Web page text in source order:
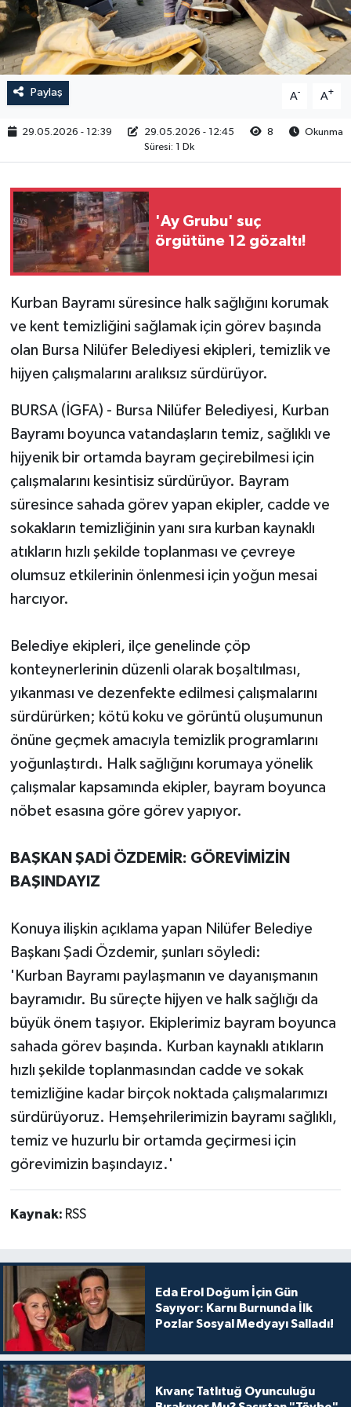
Paylaş A- A+
29.05.2026 - 12:39 29.05.2026 - 12:45 8
Okunma
Süresi: 1 Dk
'Ay Grubu' suç
örgütüne 12 gözaltı!
Kurban Bayramı süresince halk sağlığını korumak
ve kent temizliğini sağlamak için görev başında
olan Bursa Nilüfer Belediyesi ekipleri, temizlik ve
hijyen çalışmalarını aralıksız sürdürüyor.
BURSA (İGFA) - Bursa Nilüfer Belediyesi, Kurban
Bayramı boyunca vatandaşların temiz, sağlıklı ve
hijyenik bir ortamda bayram geçirebilmesi için
çalışmalarını kesintisiz sürdürüyor. Bayram
süresince sahada görev yapan ekipler, cadde ve
sokakların temizliğinin yanı sıra kurban kaynaklı
atıkların hızlı şekilde toplanması ve çevreye
olumsuz etkilerinin önlenmesi için yoğun mesai
harcıyor.
Belediye ekipleri, ilçe genelinde çöp
konteynerlerinin düzenli olarak boşaltılması,
yıkanması ve dezenfekte edilmesi çalışmalarını
sürdürürken; kötü koku ve görüntü oluşumunun
önüne geçmek amacıyla temizlik programlarını
yoğunlaştırdı. Halk sağlığını korumaya yönelik
çalışmalar kapsamında ekipler, bayram boyunca
nöbet esasına göre görev yapıyor.
BAŞKAN ŞADİ ÖZDEMİR: GÖREVİMİZİN
BAŞINDAYIZ
Konuya ilişkin açıklama yapan Nilüfer Belediye
Başkanı Şadi Özdemir, şunları söyledi:
'Kurban Bayramı paylaşmanın ve dayanışmanın
bayramıdır. Bu süreçte hijyen ve halk sağlığı da
büyük önem taşıyor. Ekiplerimiz bayram boyunca
sahada görev başında. Kurban kaynaklı atıkların
hızlı şekilde toplanmasından cadde ve sokak
temizliğine kadar birçok noktada çalışmalarımızı
sürdürüyoruz. Hemşehrilerimizin bayramı sağlıklı,
temiz ve huzurlu bir ortamda geçirmesi için
görevimizin başındayız.'
Kaynak: RSS
Eda Erol Doğum İçin Gün
Sayıyor: Karnı Burnunda İlk
Pozlar Sosyal Medyayı Salladı!
Kıvanç Tatlıtuğ Oyunculuğu
RESMİ İLAN